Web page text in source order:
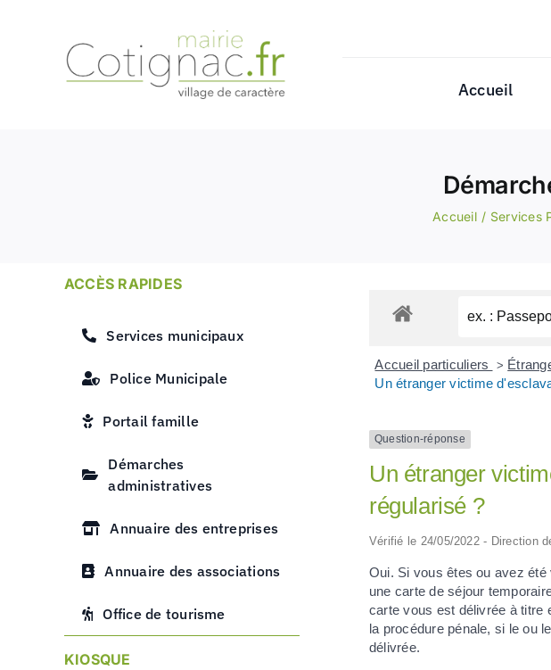
Accueil
Accueil Services
ACCÈS RAPIDES
Services municipaux
Police Municipale
Portail famille
Démarches
administratives
Annuaire des entreprises
Annuaire des associations
Office de tourisme
KIOSQUE
Accueil particuliers >
Un étranger victime
Question-réponse
Un étranger
régularisé ?
Vérifié le 24/05/2022 - Direction
Oui. Si vous êtes ou avez
une carte de séjour
carte vous est délivrée à titre
la procédure pénale, si le ou
délivrée.